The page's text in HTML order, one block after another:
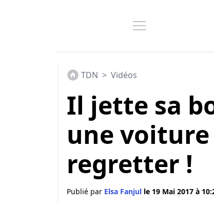
TDN > Vidéos
Il jette sa
une
regretter !
Publié par Elsa Fanjul le 19 Mai 2017 à